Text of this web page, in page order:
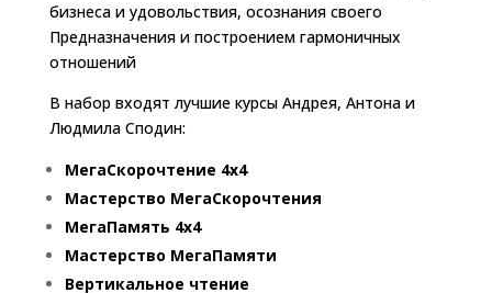
бизнеса и удовольствия, осознания своего
Предназначения и построением гармоничных
отношений
В набор входят лучшие курсы Андрея, Антона и
Людмила Сподин:
МегаСкорочтение 4х4
Мастерство МегаСкорочтения
МегаПамять 4х4
Мастерство МегаПамяти
Вертикальное чтение